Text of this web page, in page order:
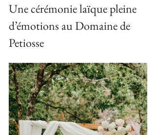
Une cérémonie laïque pleine
d’émotions au Domaine de
Petiosse